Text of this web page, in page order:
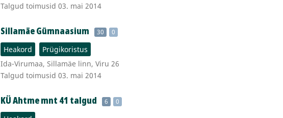
Talgud toimusid 03. mai 2014
Sillamäe Gümnaasium 30 0
Heakord
Prügikoristus
Ida-Virumaa, Sillamäe linn, Viru 26
Talgud toimusid 03. mai 2014
KÜ Ahtme mnt 41 talgud 6 0